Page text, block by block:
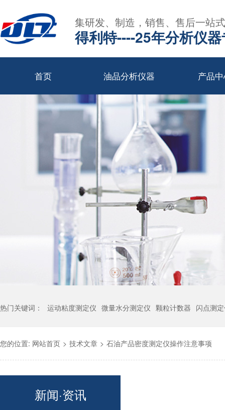
集研发、制造，销售、售后一站
得利特----25年分析仪
首页 油品分析仪器 产品
热门关键词： 运动粘度测定仪 微量水分测定仪 颗粒计数器 闪点测
您的位置: 网站首页 > 技术文章 > 石油产品密度测定仪操作注意事项
新闻·资讯